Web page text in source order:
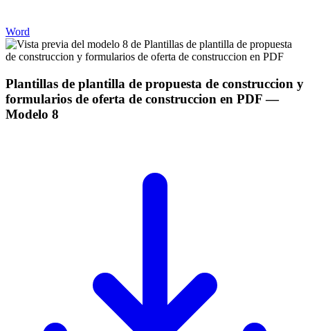
Word
Plantillas de plantilla de propuesta de construccion y
formularios de oferta de construccion en PDF—
Modelo 8